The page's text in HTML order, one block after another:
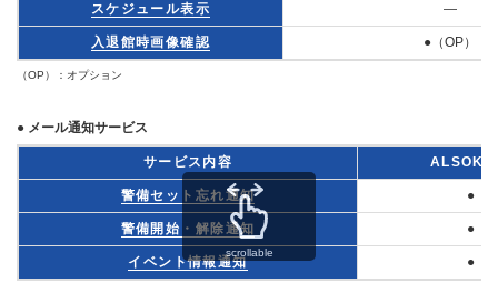
スケジュール表示 ―
入退館時画像確認 ●（OP）
（OP）：オプション
● メール通知サービス
サービス内容 ALSOK-
警備セット忘れ通知 ●
警備開始・解除通知 ●
イベント情報通知 ●
scrollable